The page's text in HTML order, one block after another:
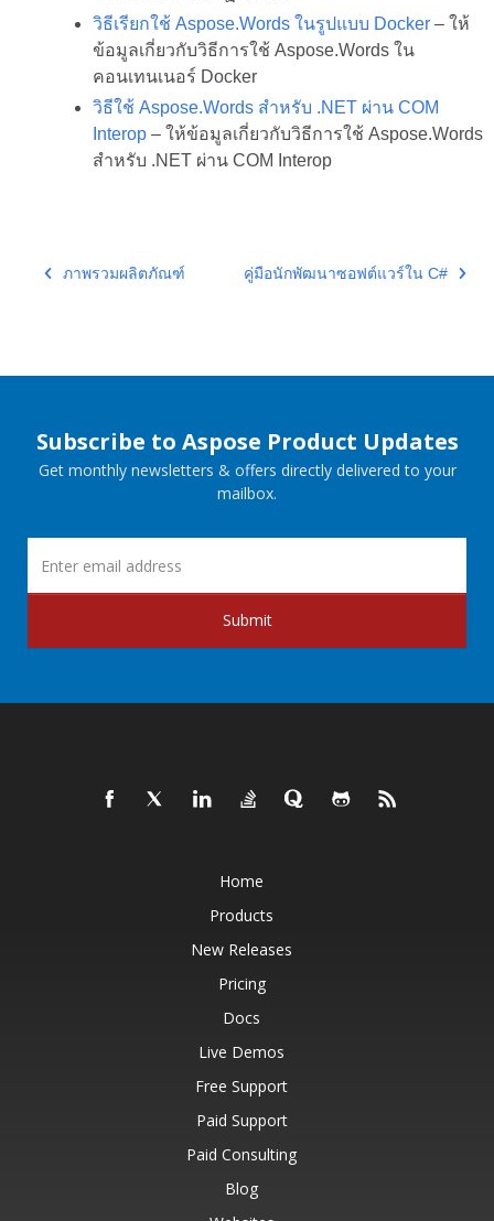
วิธีเรียกใช้ Aspose.Words ในรูปแบบ Docker– ให้
ข้อมูลเกี่ยวกับวิธีการใช้ Aspose.Words ใน
คอนเทนเนอร์ Docker
วิธีใช้ Aspose.Words สำหรับ .NET ผ่าน COM
Interop– ให้ข้อมูลเกี่ยวกับวิธีการใช้ Aspose.Words
สำหรับ .NET ผ่าน COM Interop
ภาพรวมผลิตภัณฑ์ คู่มือนักพัฒนาซอฟต์แวร์ใน C#
Subscribe to Aspose Product Updates
Get monthly newsletters & offers directly delivered to your
mailbox.
Submit
Home
Products
New Releases
Pricing
Docs
Live Demos
Free Support
Paid Support
Paid Consulting
Blog